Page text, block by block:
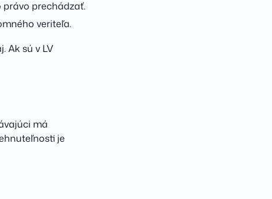
prechádzať.
veriteľa.
Ak sú v LV
má
je